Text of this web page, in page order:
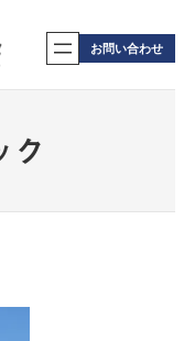
お問い合わせ
ク